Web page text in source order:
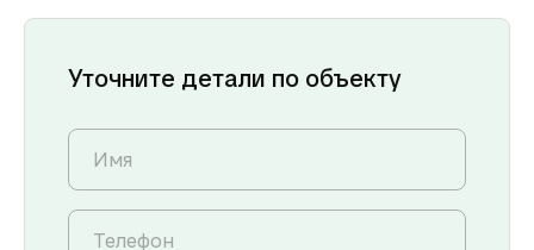
Уточните детали по объекту